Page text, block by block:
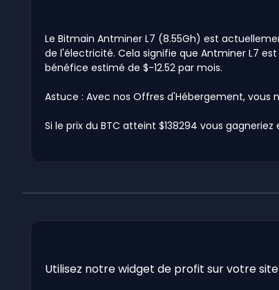
Le Bitmain Antminer L7 (8.55Gh) est
de l'électricité. Cela signifie que Antminer L7
bénéfice estimé de $-12.52 par mois.
Astuce : Avec nos Offres d'Hébergement, vous
Si le prix du BTC atteint $138294 vous gagneriez
Utilisez notre widget de profit sur votre